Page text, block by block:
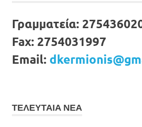
Γραμματεία:
Fax: 2754031997
Email:
ΤΕΛΕΥΤΑΙΑ ΝΕΑ